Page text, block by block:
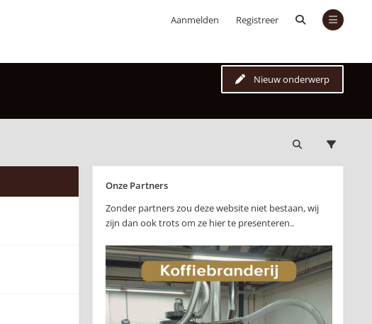
Aanmelden Registreer
Nieuw onderwerp
Onze Partners
Zonder partners zou deze website niet bestaan, wij
zijn dan ook trots om ze hier te presenteren..